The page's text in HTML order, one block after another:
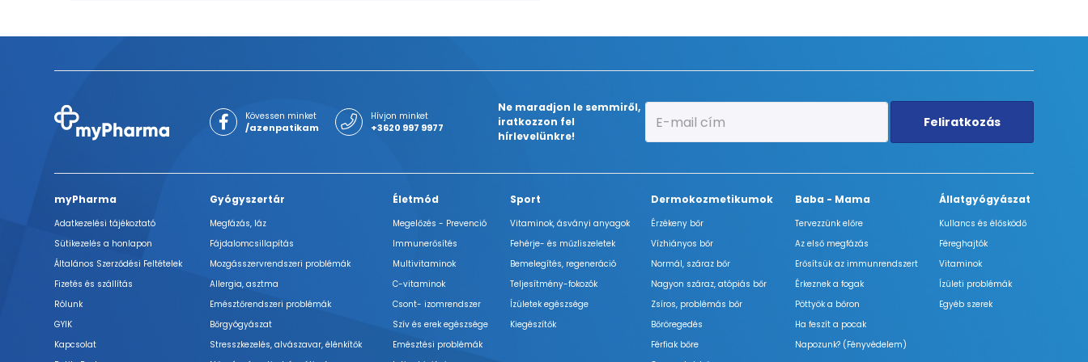
Kövessen minket
/azenpatikam
Hívjon minket
+3620 997 9977
Ne maradjon le semmiről,
iratkozzon fel
hírlevelünkre!
Feliratkozás
myPharma
Adatkezelési tájékoztató
Sütikezelés a honlapon
Általános Szerződési Feltételek
Fizetés és szállítás
Rólunk
GYIK
Kapcsolat
Gyógyszertár
Megfázás, láz
Fájdalomcsillapítás
Mozgásszervrendszeri problémák
Allergia, asztma
Emésztőrendszeri problémák
Bőrgyógyászat
Stresszkezelés, alvászavar, élénkítők
Életmód
Megelőzés - Prevenció
Immunerősítés
Multivitaminok
C-vitaminok
Csont- izomrendszer
Szív és erek egészsége
Emésztési problémák
Sport
Vitaminok, ásványi anyagok
Fehérje- és műzliszeletek
Bemelegítés, regeneráció
Teljesítmény-fokozók
Ízületek egészsége
Kiegészítők
Dermokozmetikumok
Érzékeny bőr
Vízhiányos bőr
Normál, száraz bőr
Nagyon száraz, atópiás bőr
Zsíros, problémás bőr
Bőröregedés
Férfiak bőre
Baba - Mama
Tervezzünk előre
Az első megfázás
Erősítsük az immunrendszert
Érkeznek a fogak
Pöttyök a bőron
Ha feszít a pocak
Napozunk? (Fényvédelem)
Állatgyógyászat
Kullancs és élősködő
Féreghajtók
Vitaminok
Ízületi problémák
Egyéb szerek